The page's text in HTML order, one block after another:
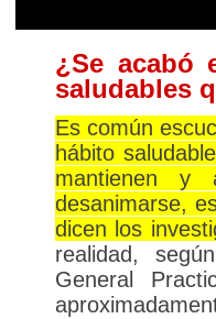
¿Se acabó
saludables
Es común
hábito
mantienen y
desanimarse,
dicen los
realidad,
General